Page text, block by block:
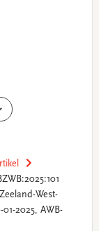
West-
01-2025, AWB-